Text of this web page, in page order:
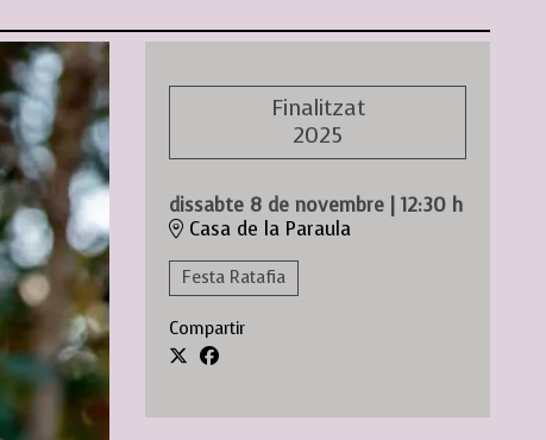
Finalitzat
2025
dissabte 8 de novembre | 12:30 h
Casa de la Paraula
Festa Ratafia
Compartir